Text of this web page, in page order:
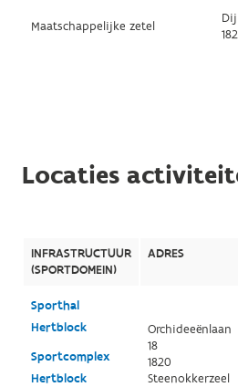
Maatschappelijke zetel
Locaties
INFRASTRUCTUUR
(SPORTDOMEIN)
ADRES
Sporthal
Hertblock
Sportcomplex
Hertblock
Orchideeënlaan
18
1820
Steenokkerzeel